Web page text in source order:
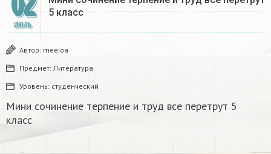
ИЮЛЬ
5 класс
Автор: meeioa
Предмет: Литература
Уровень: студенческий
Мини сочинение терпение и труд все перетрут 5
класс